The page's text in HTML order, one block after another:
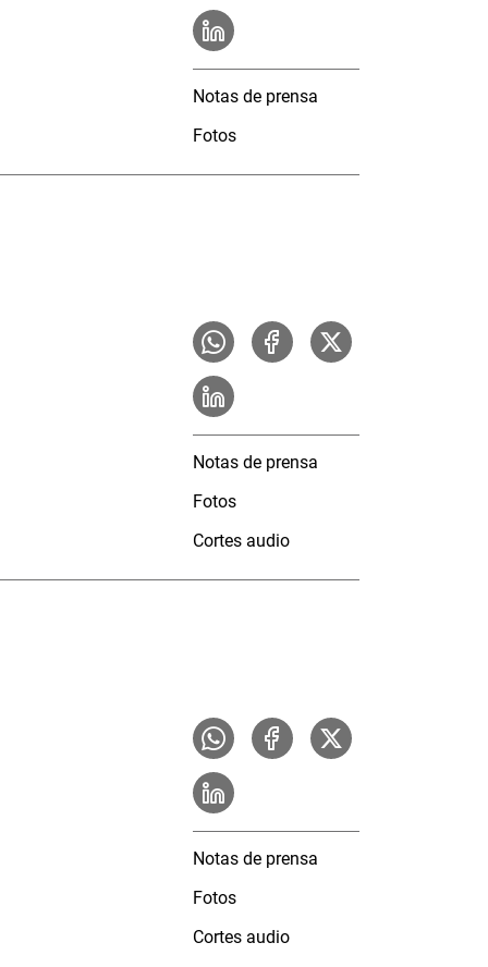
Notas de prensa
Fotos
Notas de prensa
Fotos
Cortes audio
Notas de prensa
Fotos
Cortes audio